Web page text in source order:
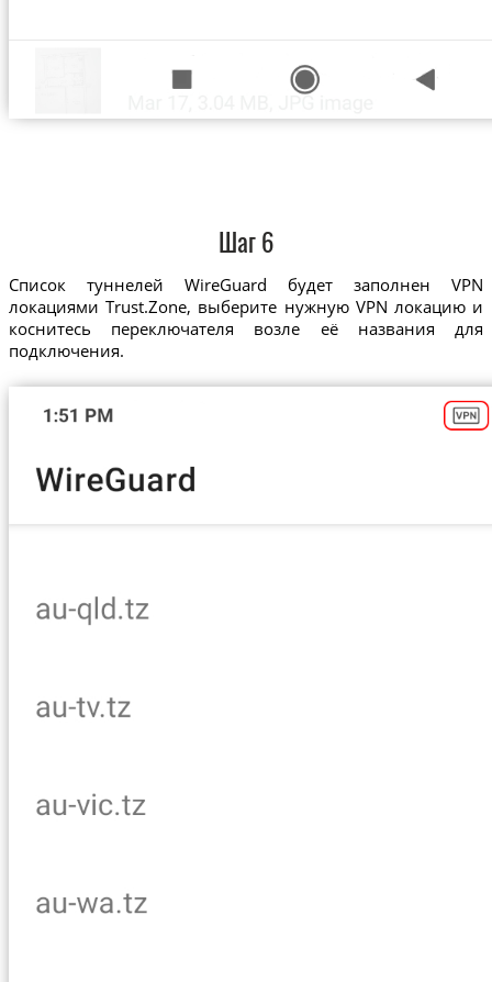
Шаг 6
Список туннелей WireGuard будет заполнен VPN
локациями Trust.Zone, выберите нужную VPN локацию и
коснитесь переключателя возле её названия для
подключения.